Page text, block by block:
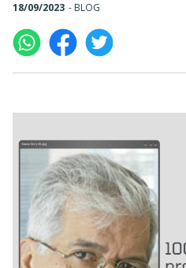
18/09/2023 - BLOG